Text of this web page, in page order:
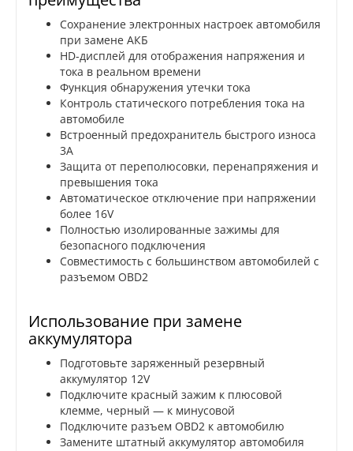
Сохранение электронных настроек автомобиля
при замене АКБ
HD-дисплей для отображения напряжения и
тока в реальном времени
Функция обнаружения утечки тока
Контроль статического потребления тока на
автомобиле
Встроенный предохранитель быстрого износа
3A
Защита от переполюсовки, перенапряжения и
превышения тока
Автоматическое отключение при напряжении
более 16V
Полностью изолированные зажимы для
безопасного подключения
Совместимость с большинством автомобилей с
разъемом OBD2
Использование при замене
аккумулятора
Подготовьте заряженный резервный
аккумулятор 12V
Подключите красный зажим к плюсовой
клемме, черный — к минусовой
Подключите разъем OBD2 к автомобилю
Замените штатный аккумулятор автомобиля